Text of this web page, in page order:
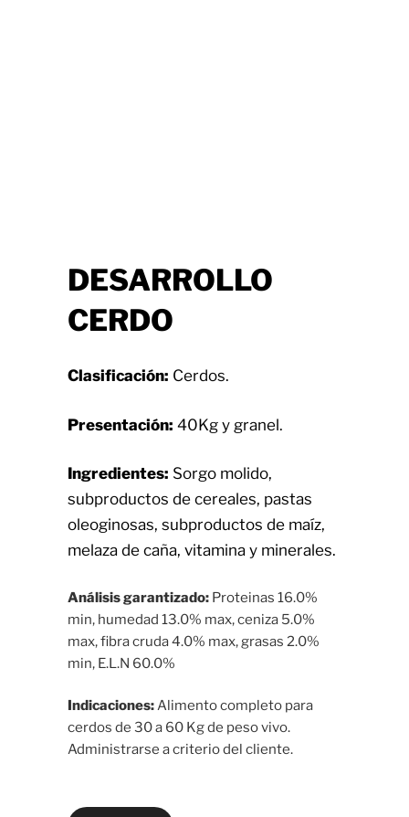
DESARROLLO
CERDO
Clasificación: Cerdos.
Presentación: 40Kg y granel.
Ingredientes: Sorgo molido,
subproductos de cereales, pastas
oleoginosas, subproductos de maíz,
melaza de caña, vitamina y minerales.
Análisis garantizado: Proteinas 16.0%
min, humedad 13.0% max, ceniza 5.0%
max, fibra cruda 4.0% max, grasas 2.0%
min, E.L.N 60.0%
Indicaciones:Alimento completo para
cerdos de 30 a 60 Kg de peso vivo.
Administrarse a criterio del cliente.